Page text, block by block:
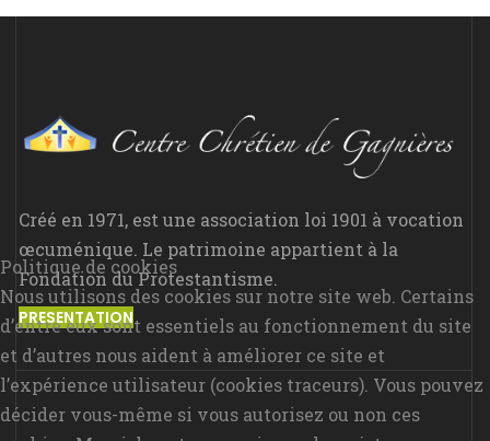
Créé en 1971, est une association loi 1901 à vocation
œcuménique. Le patrimoine appartient à la
Fondation du Protestantisme.
PRESENTATION
Politique de cookies
Nous utilisons des cookies sur notre site web. Certains
d’entre eux sont essentiels au fonctionnement du site
et d’autres nous aident à améliorer ce site et
l’expérience utilisateur (cookies traceurs). Vous pouvez
décider vous-même si vous autorisez ou non ces